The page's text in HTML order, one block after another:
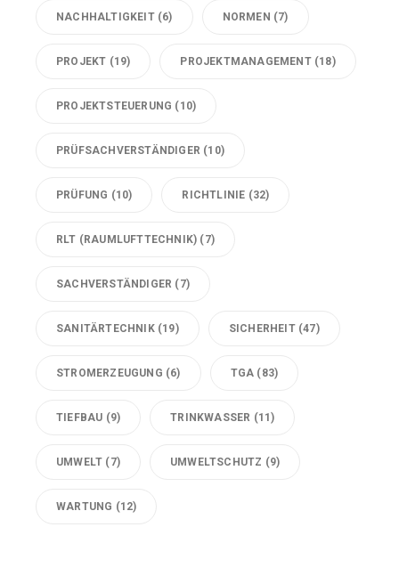
NACHHALTIGKEIT(6) NORMEN (7)
PROJEKT (19) PROJEKTMANAGEMENT(18)
PROJEKTSTEUERUNG (10)
PRÜFSACHVERSTÄNDIGER (10)
PRÜFUNG (10) RICHTLINIE (32)
RLT (RAUMLUFTTECHNIK) (7)
SACHVERSTÄNDIGER (7)
SANITÄRTECHNIK(19) SICHERHEIT(47)
STROMERZEUGUNG (6) TGA (83)
TIEFBAU (9) TRINKWASSER (11)
UMWELT (7) UMWELTSCHUTZ (9)
WARTUNG (12)